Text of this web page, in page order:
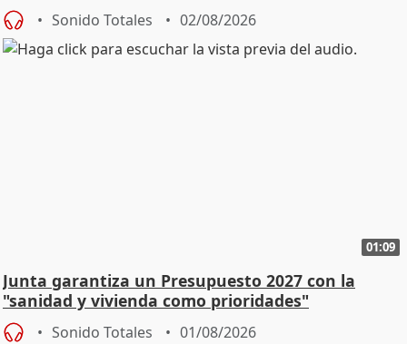
Sonido Totales 02/08/2026
01:09
Junta garantiza un Presupuesto 2027 con la
"sanidad y vivienda como prioridades"
Sonido Totales 01/08/2026